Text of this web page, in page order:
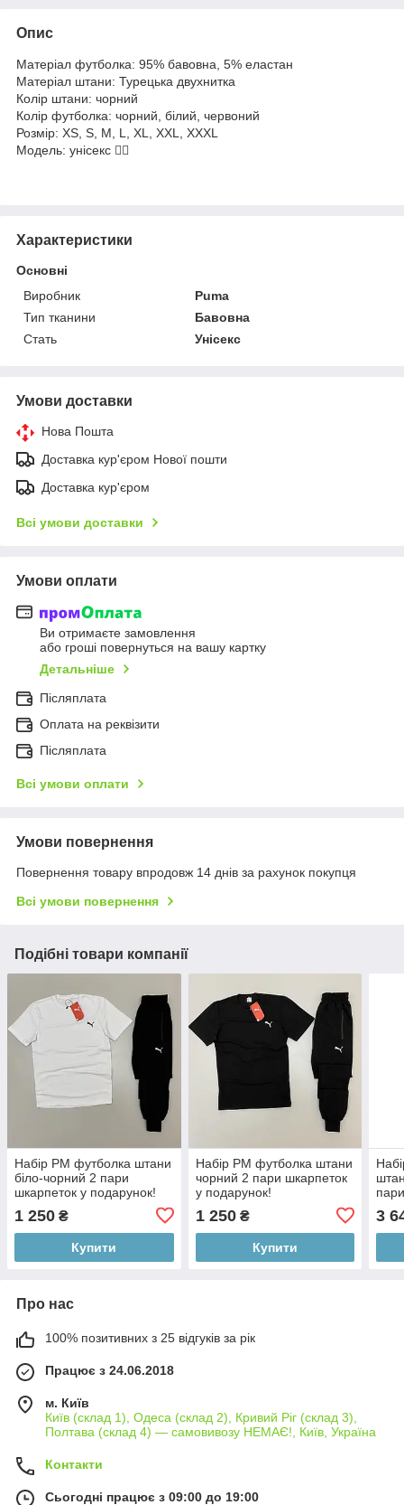
Опис
Матеріал футболка: 95% бавовна, 5% еластан
Матеріал штани: Турецька двухнитка
Колір штани: чорний
Колір футболка: чорний, білий, червоний
Розмір: XS, S, M, L, XL, XXL, ХХХL
Модель: унісекс ☝🏻
Характеристики
Основні
Виробник
Puma
Тип тканини
Бавовна
Стать
Унісекс
Умови доставки
Нова Пошта
Доставка кур'єром Нової пошти
Доставка кур'єром
Всі умови доставки
Умови оплати
Ви отримаєте замовлення
або гроші повернуться на вашу картку
Детальніше
Післяплата
Оплата на реквізити
Післяплата
Всі умови оплати
Умови повернення
Повернення товару впродовж 14 днів за рахунок покупця
Всі умови повернення
Подібні товари компанії
Набір PM футболка штани
біло-чорний 2 пари
шкарпеток у подарунок!
1 250 ₴
Купити
Набір PM футболка штани
чорний 2 пари шкарпеток
у подарунок!
1 250₴
Купити
3
Про нас
100% позитивних з 25 відгуків за рік
Працює з 24.06.2018
м. Київ
Київ (склад 1), Одеса (склад 2), Кривий Ріг (склад 3),
Полтава (склад 4) — самовивозу НЕМАЄ!, Київ, Україна
Контакти
Сьогодні працює з 09:00 до 19:00